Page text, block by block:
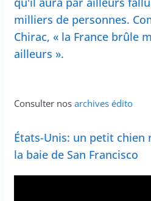
milliers de personnes.
Chirac, « la France brûle
ailleurs ».
Consulter nos archives édito
États-Unis: un petit chien
la baie de San Francisco